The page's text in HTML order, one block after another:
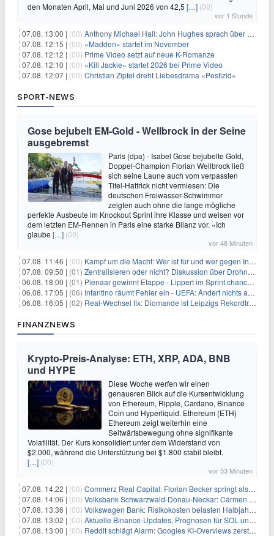
den Monaten April, Mai und Juni 2026 von 42,5 […] (00)
vor 1 Stunde
07.08. 13:00 | (00) Anthony Michael Hall: John Hughes sprach über eine Fortsetzung von 'The Breakfast Club'
07.08. 12:15 | (00) «Madden» startet im November
07.08. 12:12 | (00) Prime Video setzt auf neue K-Romanze
07.08. 12:10 | (00) «Kill Jackie» startet 2026 bei Prime Video
07.08. 12:07 | (00) Christian Zipfel dreht Liebesdrama «Pestizid»
SPORT-NEWS
Gose bejubelt EM-Gold - Wellbrock in der Seine
ausgebremst
Paris (dpa) - Isabel Gose bejubelte Gold,
Doppel-Champion Florian Wellbrock ließ
sich seine Laune auch vom verpassten
Titel-Hattrick nicht vermiesen: Die
deutschen Freiwasser-Schwimmer
zeigten auch ohne die lange mögliche
perfekte Ausbeute im Knockout Sprint ihre Klasse und weisen vor
dem letzten EM-Rennen in Paris eine starke Bilanz vor. «Ich
glaube […] (00)
vor 48 Minuten
07.08. 11:46 | (00) Kampf um die Macht: Wer ist für und wer gegen Infantino?
07.08. 09:50 | (01) Zentralisieren oder nicht? Diskussion über Drohnenabwehr
06.08. 18:00 | (01) Pienaar gewinnt Etappe - Lippert im Sprint chancenlos
06.08. 17:05 | (06) Infantino räumt Fehler ein - UEFA: Ändert nichts an Boykott
06.08. 16:05 | (02) Real-Wechsel fix: Diomande ist Leipzigs Rekordtransfer
FINANZNEWS
Krypto-Preis-Analyse: ETH, XRP, ADA, BNB
und HYPE
Diese Woche werfen wir einen
genaueren Blick auf die Kursentwicklung
von Ethereum, Ripple, Cardano, Binance
Coin und Hyperliquid. Ethereum (ETH)
Ethereum zeigt weiterhin eine
Seitwärtsbewegung ohne signifikante
Volatilität. Der Kurs konsolidiert unter dem Widerstand von
$2.000, während die Unterstützung bei $1.800 stabil bleibt.
[…] (00)
vor 53 Minuten
07.08. 14:22 | (00) Commerz Real Capital: Florian Becker springt als Leiter ein
07.08. 14:06 | (00) Volksbank Schwarzwald-Donau-Neckar: Carmen Wedam übernimmt Aufsichtsratsvorsitz
07.08. 13:36 | (00) Volkswagen Bank: Risikokosten belasten Halbjahresergebnis
07.08. 13:02 | (00) Aktuelle Binance-Updates, Prognosen für SOL und DOGE: Zusammenfassung vom 7. August
07.08. 13:00 | (00) Reddit schlägt Alarm: Googles KI-Overviews zerstören das Traffic-Geschäftsmodell